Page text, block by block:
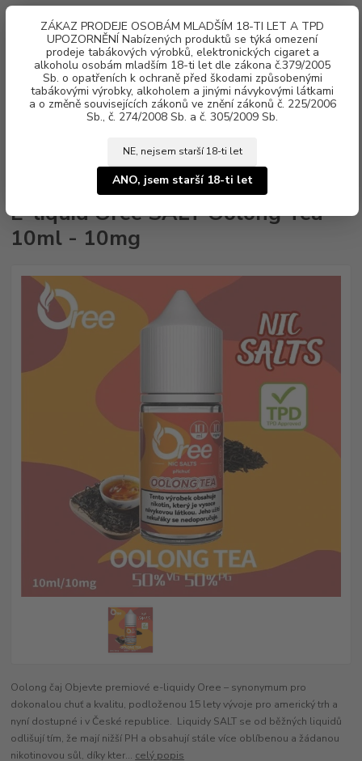
ZÁKAZ PRODEJE OSOBÁM MLADŠÍM 18-TI LET A TPD
UPOZORNĚNÍ Nabízených produktů se týká omezení
prodeje tabákových výrobků, elektronických cigaret a
alkoholu osobám mladším 18-ti let dle zákona č.379/2005
Sb. o opatřeních k ochraně před škodami způsobenými
tabákovými výrobky, alkoholem a jinými návykovými látkami
a o změně souvisejících zákonů ve znění zákonů č. 225/2006
Sb., č. 274/2008 Sb. a č. 305/2009 Sb.
NE, nejsem starší 18-ti let
ANO, jsem starší 18-ti let
Menu
za0 Kč
Oolong Tea 10ml - 10mg
E-liquid Oree SALT Oolong Tea
10ml - 10mg
Oolong čaj Objevte premiové e-liquidy Oree – synonymum pro
dokonalou chuť a kvalitu, podloženou 15 lety vývoje pro americký trh a
nyní dostupné i v České republice. Liquidy SALT se od běžných liquidů
odlišují tím, že mají nižší PH a obsahují stále více oblíbenou a žádanou
nikotinovou sůl, díky kter... celý popis